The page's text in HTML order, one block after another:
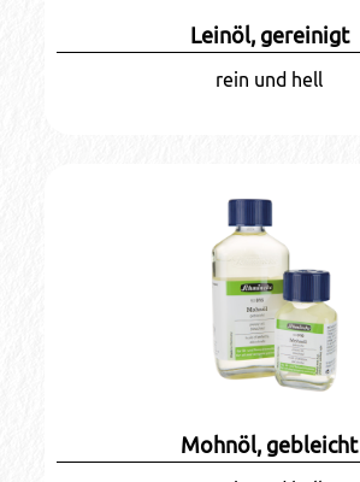
Leinöl, gereinigt
rein und hell
Mohnöl, gebleicht